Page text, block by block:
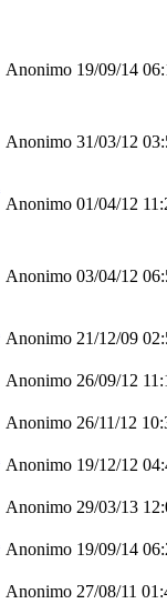
Anonimo 19/09/14
Anonimo 31/03/12
Anonimo 01/04/12
Anonimo 03/04/12
Anonimo 21/12/09
Anonimo 26/09/12
Anonimo 26/11/12
Anonimo 19/12/12
Anonimo 29/03/13
Anonimo 19/09/14
Anonimo 27/08/11